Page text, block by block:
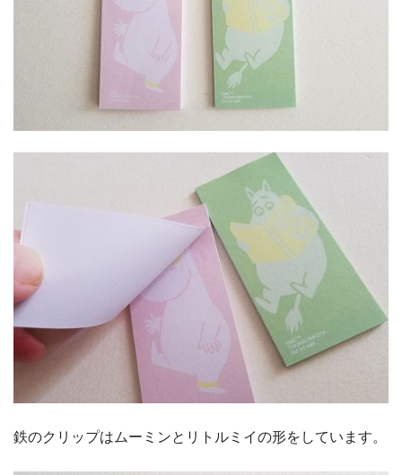
鉄のクリップはムーミンとリトルミイの形をしています。